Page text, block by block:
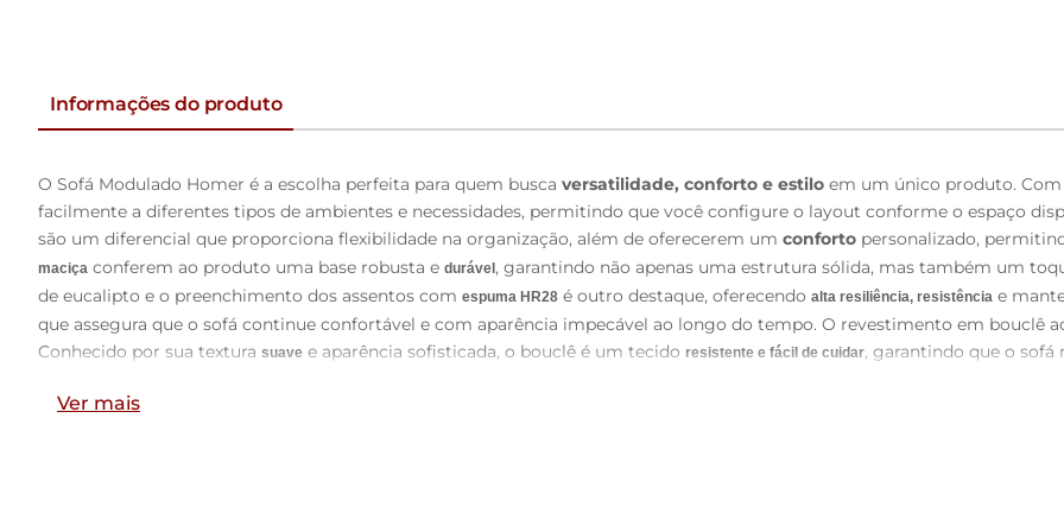
Informações do produto
O Sofá Modulado Homer é a escolha perfeita para quem busca versatilidade, conforto e estilo em um único produto.
facilmente a diferentes tipos de ambientes e necessidades, permitindo que você configure o layout conforme o espaço
são um diferencial que proporciona flexibilidade na organização, além de oferecerem um conforto personalizado,
maciça conferem ao produto uma base robusta e durável , garantindo não apenas uma estrutura sólida, mas também um
de eucalipto e o preenchimento dos assentos com espuma HR28 é outro destaque, oferecendo alta resiliência, resistência e
que assegura que o sofá continue confortável e com aparência impecável ao longo do tempo. O revestimento em bouclê
Conhecido por sua textura suave e aparência sofisticada, o bouclê é um tecido resistente e fácil de cuidar, garantindo que o sofá
ambiente acolhedor e estiloso
Ver mais